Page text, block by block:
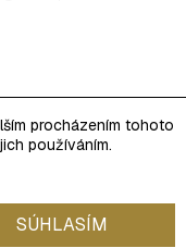
procházením tohoto
používáním.
SÚHLASÍM